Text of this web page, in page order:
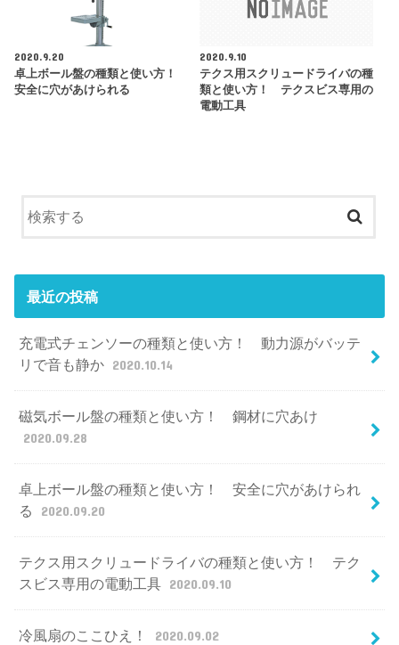
2020.9.20
卓上ボール盤の種類と使い方！
安全に穴があけられる
2020.9.10
テクス用スクリュードライバの種
類と使い方！ テクスビス専用の
電動工具
最近の投稿
充電式チェンソーの種類と使い方！ 動力源がバッテ
リで音も静か 2020.10.14
磁気ボール盤の種類と使い方！ 鋼材に穴あけ
2020.09.28
卓上ボール盤の種類と使い方！ 安全に穴があけられ
る
2020.09.20
テクス用スクリュードライバの種類と使い方！ テク
スビス専用の電動工具 2020.09.10
冷風扇のここひえ！ 2020.09.02